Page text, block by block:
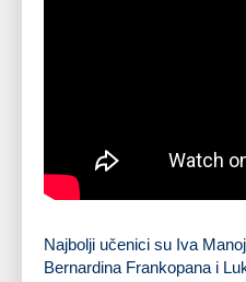
Najbolji učenici su Iva
Bernardina Frankopana i